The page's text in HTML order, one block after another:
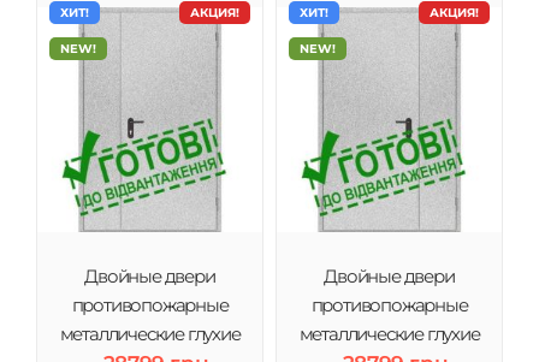
АКЦИЯ!
ХИТ!
NEW!
Двойные двери
противопожарные
металлические глухие
АКЦИЯ!
ХИТ!
NEW!
Двойные двери
противопожарные
металлические глухие